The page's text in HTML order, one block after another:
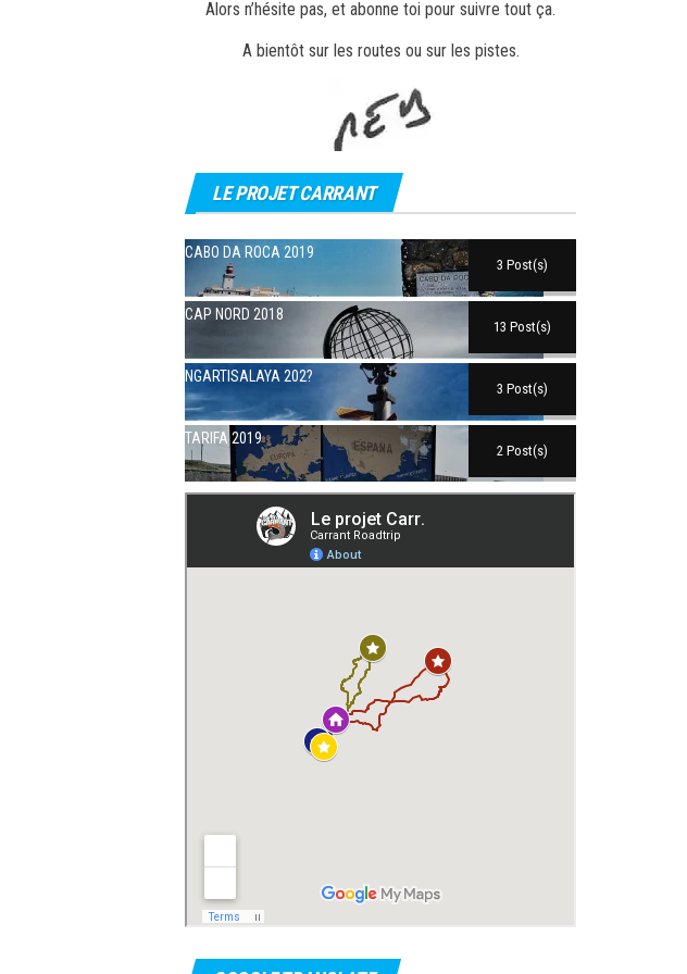
Alors n’hésite pas, et abonne toi pour suivre tout ça.
A bientôt sur les routes ou sur les pistes.
LE PROJET CARRANT
CABO DA ROCA 2019
3 Post(s)
CAP NORD 2018
13 Post(s)
NGARTISALAYA 202?
3 Post(s)
TARIFA 2019
2 Post(s)